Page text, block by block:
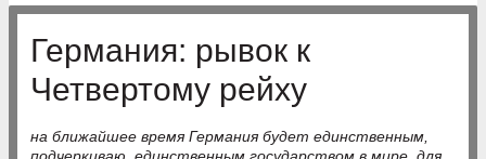
Германия: рывок к
Четвертому рейху
на ближайшее время Германия будет единственным,